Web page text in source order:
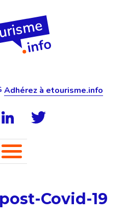
Adhérez à etourisme.info
Covid-19